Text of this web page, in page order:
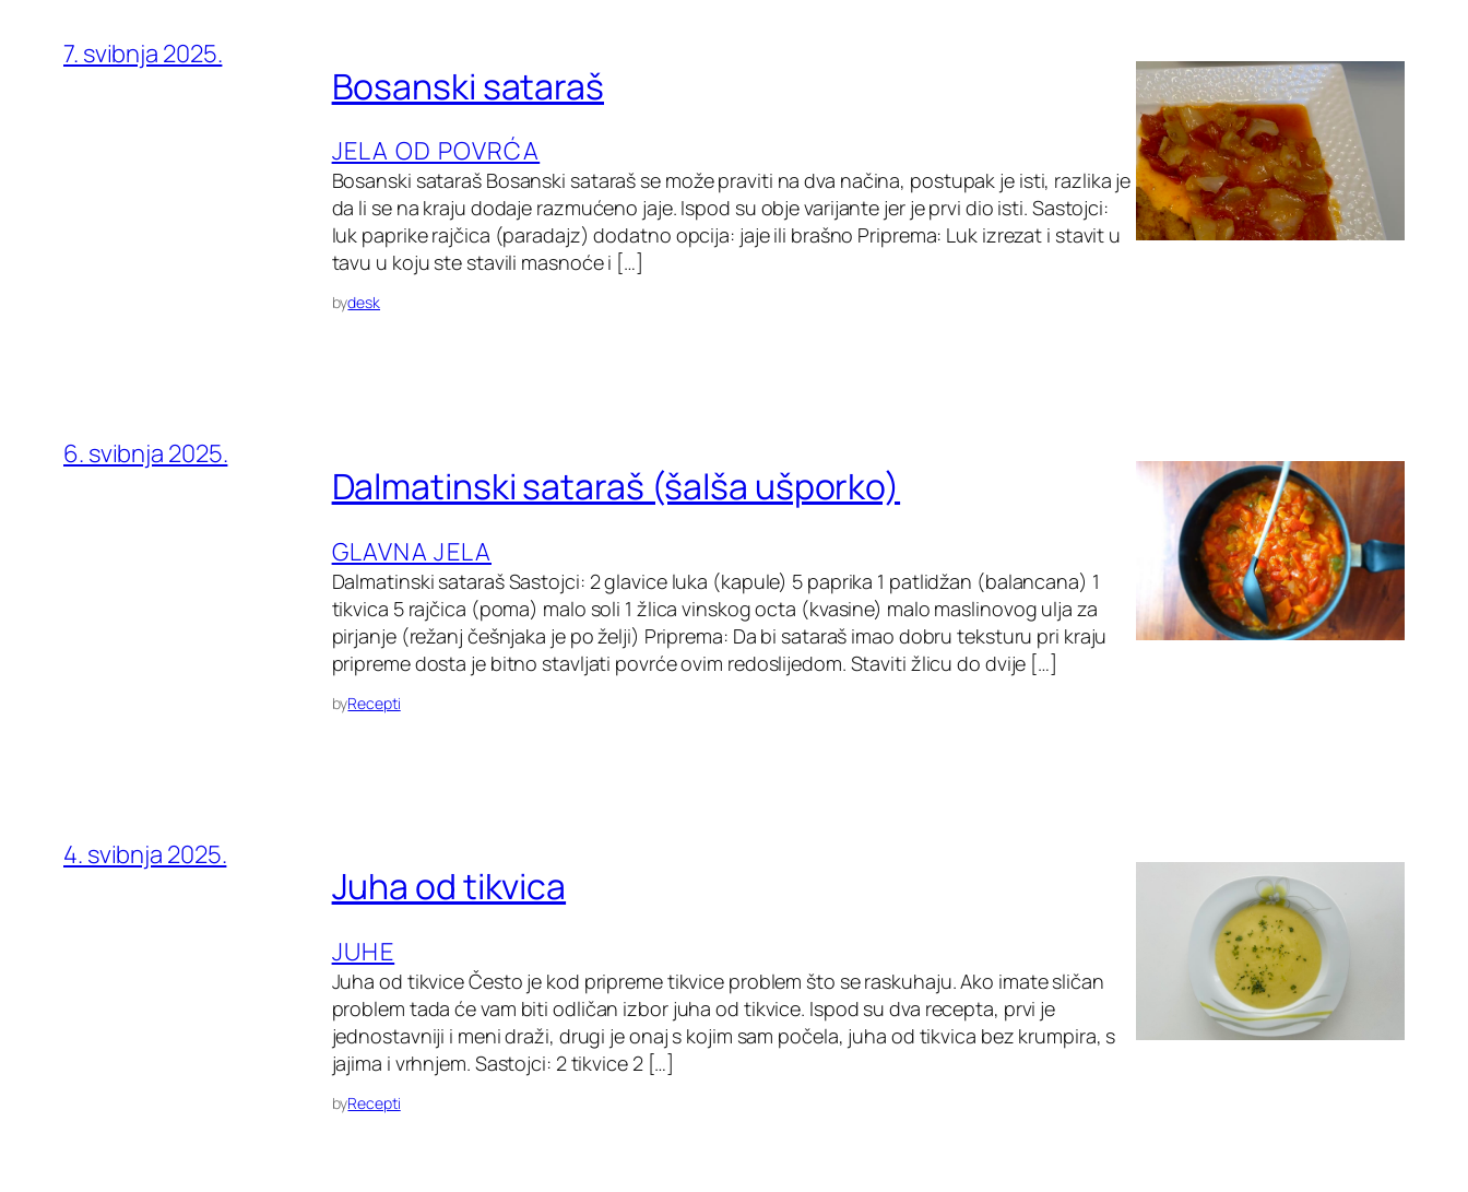
7. svibnja 2025.
Bosanski sataraš
JELA OD POVRĆA
Bosanski sataraš Bosanski sataraš se može praviti na dva načina, postupak je isti, razlika je
da li se na kraju dodaje razmućeno jaje. Ispod su obje varijante jer je prvi dio isti. Sastojci:
luk paprike rajčica (paradajz) dodatno opcija: jaje ili brašno Priprema: Luk izrezat i stavit u
tavu u koju ste stavili masnoće i […]
bydesk
6. svibnja 2025.
Dalmatinski sataraš (šalša ušporko)
GLAVNA JELA
Dalmatinski sataraš Sastojci: 2 glavice luka (kapule) 5 paprika 1 patlidžan (balancana) 1
tikvica 5 rajčica (poma) malo soli 1 žlica vinskog octa (kvasine) malo maslinovog ulja za
pirjanje (režanj češnjaka je po želji) Priprema: Da bi sataraš imao dobru teksturu pri kraju
pripreme dosta je bitno stavljati povrće ovim redoslijedom. Staviti žlicu do dvije […]
byRecepti
4. svibnja 2025.
Juha od tikvica
JUHE
Juha od tikvice Često je kod pripreme tikvice problem što se raskuhaju. Ako imate sličan
problem tada će vam biti odličan izbor juha od tikvice. Ispod su dva recepta, prvi je
jednostavniji i meni draži, drugi je onaj s kojim sam počela, juha od tikvica bez krumpira, s
jajima i vrhnjem. Sastojci: 2 tikvice 2 […]
byRecepti